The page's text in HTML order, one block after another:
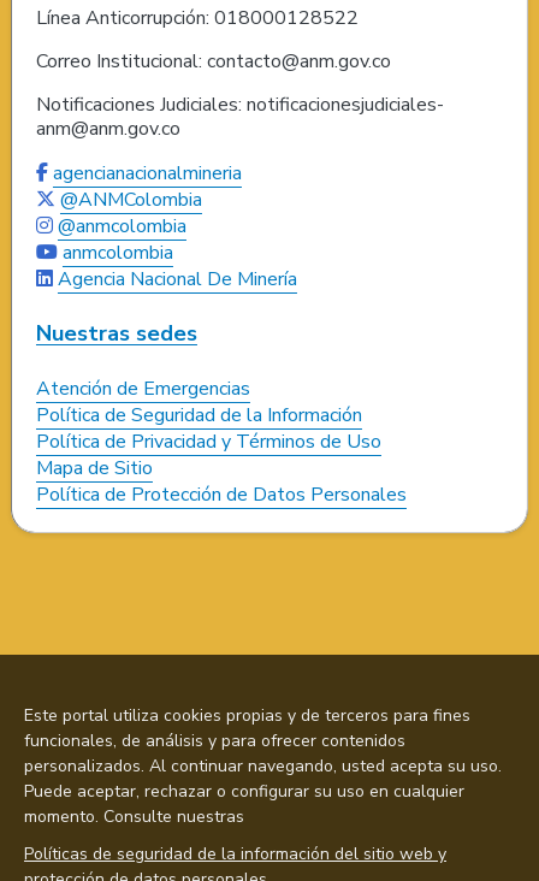
Línea Anticorrupción: 018000128522
Correo Institucional: contacto@anm.gov.co
Notificaciones Judiciales: notificacionesjudiciales-
anm@anm.gov.co
agencianacionalmineria
@ANMColombia
@anmcolombia
anmcolombia
Agencia Nacional De Minería
Nuestras sedes
Atención de Emergencias
Política de Seguridad de la Información
Política de Privacidad y Términos de Uso
Mapa de Sitio
Política de Protección de Datos Personales
Este portal utiliza cookies propias y de terceros para fines
funcionales, de análisis y para ofrecer contenidos
personalizados. Al continuar navegando, usted acepta su uso.
Puede aceptar, rechazar o configurar su uso en cualquier
momento. Consulte nuestras
Políticas de seguridad de la información del sitio web y